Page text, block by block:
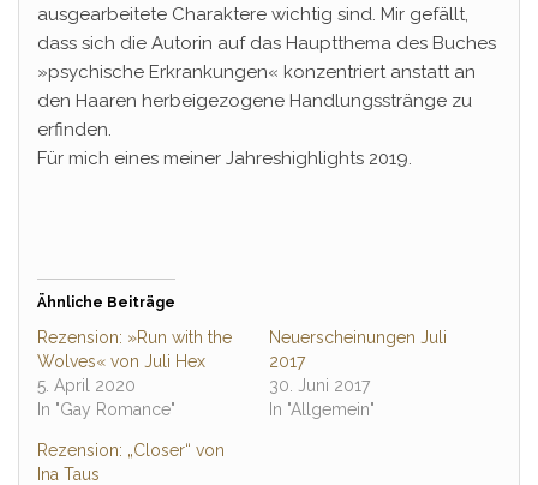
ausgearbeitete Charaktere wichtig sind. Mir gefällt,
dass sich die Autorin auf das Hauptthema des Buches
»psychische Erkrankungen« konzentriert anstatt an
den Haaren herbeigezogene Handlungsstränge zu
erfinden.
Für mich eines meiner Jahreshighlights 2019.
Ähnliche Beiträge
Rezension: »Run with the
Wolves« von Juli Hex
5. April 2020
In "Gay Romance"
Neuerscheinungen Juli
2017
30. Juni 2017
In "Allgemein"
Rezension: „Closer“ von
Ina Taus